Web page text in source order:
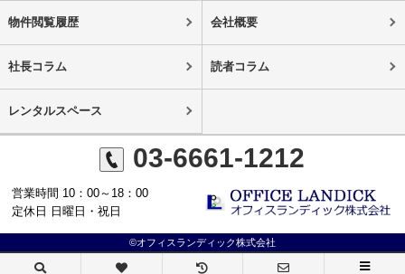
物件閲覧履歴 会社概要
社長コラム 読者コラム
レンタルスペース
03-6661-1212
営業時間 10：00～18：00
定休日 日曜日・祝日
©オフィスランディック株式会社